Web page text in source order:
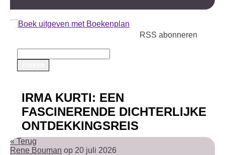
RSS abonneren
IRMA KURTI: EEN
FASCINERENDE DICHTERLIJKE
ONTDEKKINGSREIS
« Terug
Rene Bouman op 20 juli 2026